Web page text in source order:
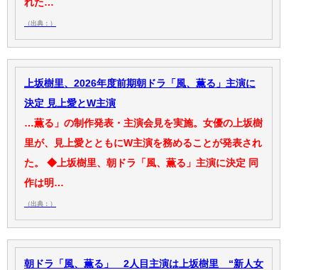
れた…
（出典：）
上坂樹里、2026年度前期朝ドラ「風、薫る」主演に
決定 見上愛とW主演
…薫る」の制作発表・主演会見を実施。女優の上坂樹
里が、見上愛とともにW主演を務めることが発表され
た。 ◆上坂樹里、朝ドラ「風、薫る」主演に決定 同
作は明…
（出典：）
朝ドラ「風、薫る」 2人目主演は上坂樹里 “新人女